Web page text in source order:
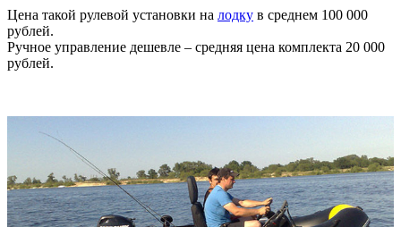
Цена такой рулевой установки на лодку в среднем 100 000
рублей.
Ручное управление дешевле – средняя цена комплекта 20 000
рублей.